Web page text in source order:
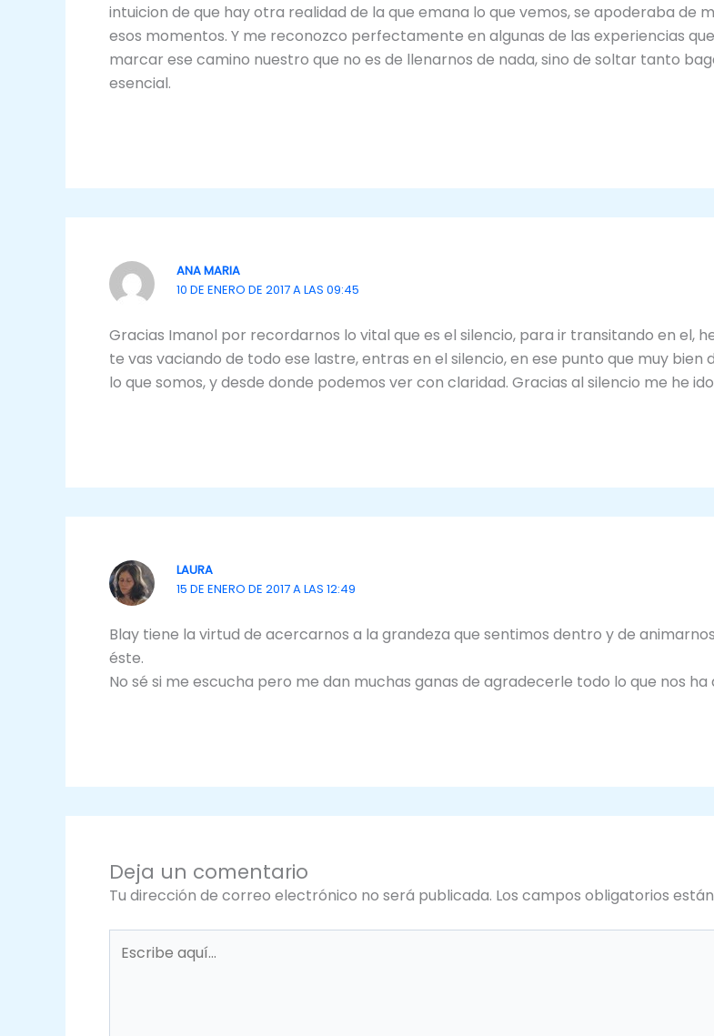
intuicion de que hay otra realidad de la que emana lo que vemos, se apoderaba de
esos momentos. Y me reconozco perfectamente en algunas de las experiencias
marcar ese camino nuestro que no es de llenarnos de nada, sino de soltar tanto
esencial.
ANA MARIA
10 DE ENERO DE 2017 A LAS 09:45
Gracias Imanol por recordarnos lo vital que es el silencio, para ir transitando en el,
te vas vaciando de todo ese lastre, entras en el silencio, en ese punto que muy bien
lo que somos, y desde donde podemos ver con claridad. Gracias al silencio me he
LAURA
15 DE ENERO DE 2017 A LAS 12:49
Blay tiene la virtud de acercarnos a la grandeza que sentimos dentro y de
éste.
No sé si me escucha pero me dan muchas ganas de agradecerle todo lo que nos
Deja un comentario
Tu dirección de correo electrónico no será publicada. Los campos obligatorios
aquí...